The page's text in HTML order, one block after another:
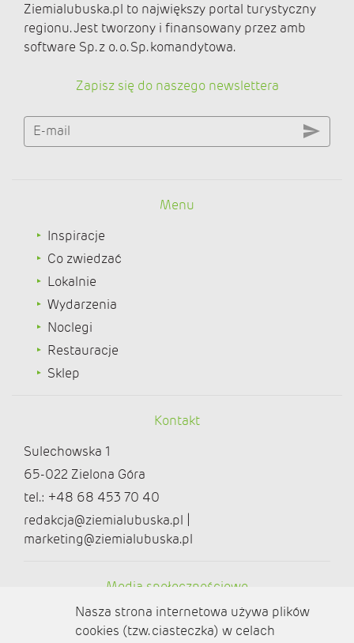
Ziemialubuska.pl to największy portal turystyczny
regionu. Jest tworzony i finansowany przez amb
software Sp. z o. o. Sp. komandytowa.
Zapisz się do naszego newslettera
E-mail
Menu
Inspiracje
Co zwiedzać
Lokalnie
Wydarzenia
Noclegi
Restauracje
Sklep
Kontakt
Sulechowska 1
65-022 Zielona Góra
tel.: +48 68 453 70 40
redakcja@ziemialubuska.pl |
marketing@ziemialubuska.pl
Media społecznościowe
Nasza strona internetowa używa plików
cookies (tzw. ciasteczka) w celach